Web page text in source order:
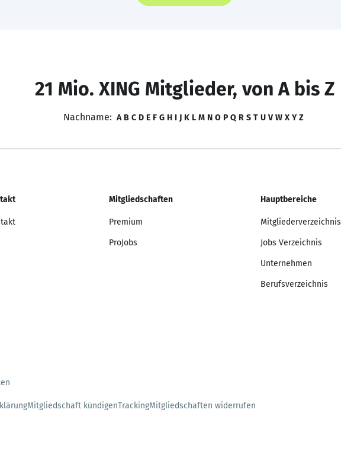
21 Mio. XING Mitglieder, von A bis Z
Nachname: A B C D E F G H I J K L M N O P Q R S T U V W X Y Z
Mitgliedschaften
Premium
ProJobs
Hauptbereiche
Mitgliederverzeichnis
Jobs Verzeichnis
Unternehmen
Berufsverzeichnis
Mitgliedschaft kündigenTrackingMitgliedschaften widerrufen